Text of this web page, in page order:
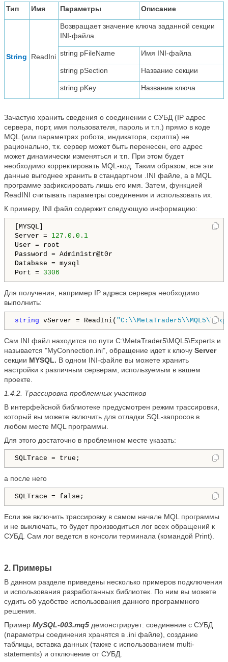
Тип
Имя Параметры Описание
String ReadIni
Возвращает значение ключа заданной секции
INI-файла.
string pFileName Имя INI-файла
string pSection Название секции
string pKey Название ключа
Зачастую хранить сведения о соединении с СУБД (IP адрес
сервера, порт, имя пользователя, пароль и т.п.) прямо в коде
MQL (или параметрах робота, индикатора, скрипта) не
рационально, т.к. сервер может быть перенесен, его адрес
может динамически изменяться и т.п. При этом будет
необходимо корректировать MQL-код. Таким образом, все эти
данные выгоднее хранить в стандартном .INI файле, а в MQL
программе зафиксировать лишь его имя. Затем, функцией
ReadINI считывать параметры соединения и использовать их.
К примеру, INI файл содержит следующую информацию:
[MYSQL]
Server = 127.0 . 0.1
User = root
Password = Adm1n1str@t0r
Database = mysql
Port = 3306
Для получения, например IP адреса сервера необходимо
выполнить:
string vServer = ReadIni(
Сам INI файл находится по пути C:\MetaTrader5\MQL5\Experts и
называется "MyConnection.ini", обращение идет к ключу Server
секции MYSQL. В одном INI-файле вы можете хранить
настройки к различным серверам, используемым в вашем
проекте.
1.4.2. Трассировка проблемных участков
В интерфейсной библиотеке предусмотрен режим трассировки,
который вы можете включить для отладки SQL-запросов в
любом месте MQL программы.
Для этого достаточно в проблемном месте указать:
SQLTrace = true;
а после него
SQLTrace = false;
Если же включить трассировку в самом начале MQL программы
и не выключать, то будет производиться лог всех обращений к
СУБД. Сам лог ведется в консоли терминала (командой Print).
2. Примеры
В данном разделе приведены несколько примеров подключения
и использования разработанных библиотек. По ним вы можете
судить об удобстве использования данного программного
решения.
Пример MySQL-003.mq5 демонстрирует: соединение с СУБД
(параметры соединения хранятся в .ini файле), создание
таблицы, вставка данных (также с использованием multi-
statements) и отключение от СУБД.